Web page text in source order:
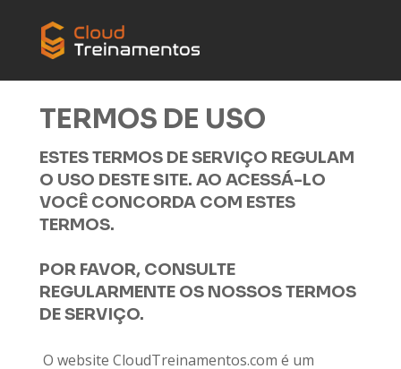
TERMOS DE USO
ESTES TERMOS DE SERVIÇO REGULAM
O USO DESTE SITE. AO ACESSÁ-LO
VOCÊ CONCORDA COM ESTES
TERMOS.
POR FAVOR, CONSULTE
REGULARMENTE OS NOSSOS TERMOS
DE SERVIÇO.